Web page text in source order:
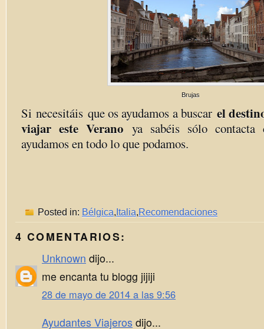
Brujas
Sinecesitáis que os ayudamos a buscar el
viajar este Verano ya sabéis sólo
ayudamos en todo lo que podamos.
Posted in: Bélgica,Italia,Recomendaciones
4 COMENTARIOS:
Unknown dijo...
me encanta tu blogg jijiji
28 de mayo de 2014 a las 9:56
Ayudantes Viajeros dijo...